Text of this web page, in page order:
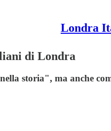
Londra
di Londra
storia", ma anche